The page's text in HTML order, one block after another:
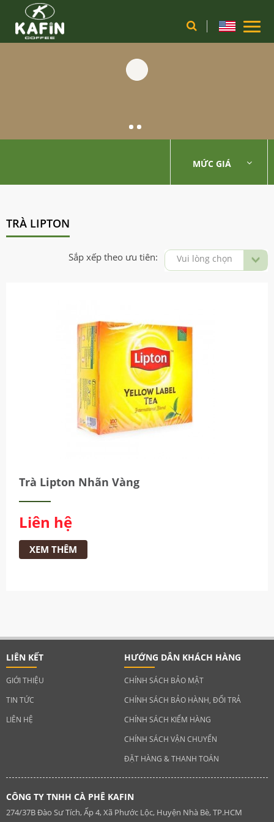
MỨC GIÁ
TRÀ LIPTON
Sắp xếp theo ưu tiên: Vui lòng chọn
Trà Lipton Nhãn Vàng
Liên hệ
XEM THÊM
LIÊN KẾT
GIỚI THIỆU
TIN TỨC
LIÊN HỆ
HƯỚNG DẪN KHÁCH HÀNG
CHÍNH SÁCH BẢO MẬT
CHÍNH SÁCH BẢO HÀNH, ĐỔI TRẢ
CHÍNH SÁCH KIỂM HÀNG
CHÍNH SÁCH VẬN CHUYỂN
ĐẶT HÀNG & THANH TOÁN
CÔNG TY TNHH CÀ PHÊ KAFIN
274/37B Đào Sư Tích, Ấp 4, Xã Phước Lộc, Huyện Nhà Bè, TP.HCM